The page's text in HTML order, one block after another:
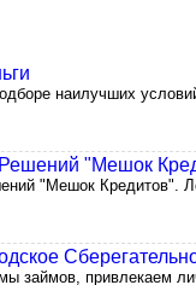
наилучших
"Мешок
"Мешок Кредитов".
займов, привлекаем